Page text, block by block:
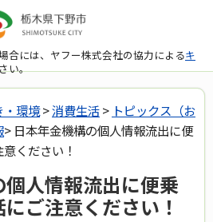
合には、ヤフー株式会社の協力によるキ
い。
・環境>消費生活> トピックス（お
> 日本年金機構の個人情報流出に便
ください！
個人情報流出に便乗
ご注意ください！